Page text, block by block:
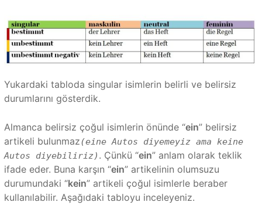
Yukardaki tabloda singular isimlerin belirli ve belirsiz
durumlarını gösterdik.
Almanca belirsiz çoğul isimlerin önünde “ein” belirsiz
artikeli bulunmaz(eine Autos diyemeyiz ama keine
Autos diyebiliriz) . Çünkü “ein” anlam olarak teklik
ifade eder. Buna karşın “ein” artikelinin olumsuzu
durumundaki “kein” artikeli çoğul isimlerle beraber
kullanılabilir. Aşağıdaki tabloyu inceleyeniz.